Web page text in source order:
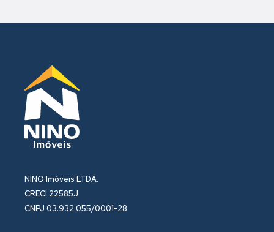
NINO Imóveis LTDA.
CRECI 22585J
CNPJ 03.932.055/0001-28